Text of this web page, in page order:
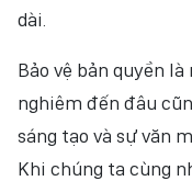
dài.
Bảo vệ bản quyền
nghiêm đến đâu
sáng tạo và sự văn
Khi chúng ta cùng